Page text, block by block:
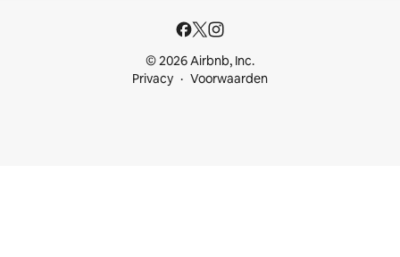
© 2026 Airbnb, Inc.
Privacy
Voorwaarden